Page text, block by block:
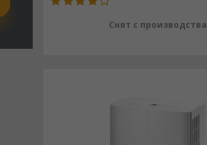
Снят с производства